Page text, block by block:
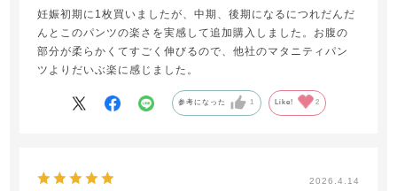
妊娠初期に1枚買いましたが、中期、後期になるにつれだんだ
んとこのパンツの楽さを実感して追加購入しました。お腹の
部分が柔らかくてすごく伸びるので、他社のマタニティパン
ツよりだいぶ楽に感じました。
参考になった 1 Like! 2
2026.4.14